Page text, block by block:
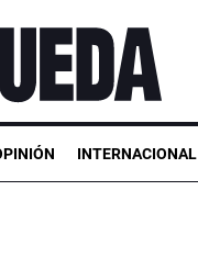
INTERNACIONAL